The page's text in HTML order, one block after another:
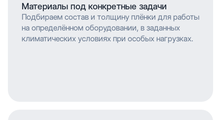
Материалы под конкретные задачи
Подбираем состав и толщину плёнки для работы
на определённом оборудовании, в заданных
климатических условиях при особых нагрузках.